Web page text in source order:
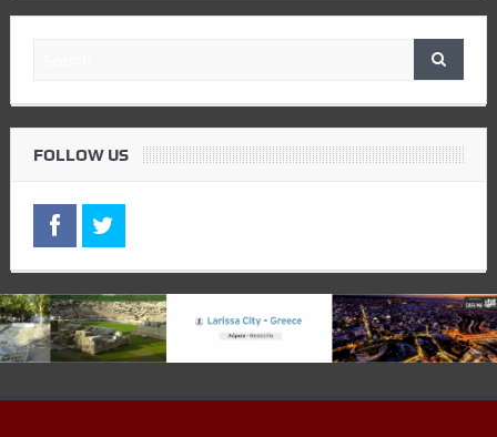
FOLLOW US